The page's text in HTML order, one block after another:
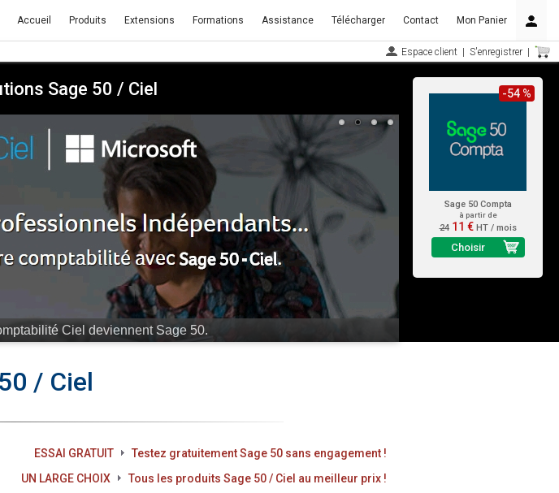
Accueil Produits Extensions Formations Assistance Télécharger Contact Mon Panier
Espace client S'enregistrer
Sage 50 / Ciel
très cher. Equipez-vous dès maintenant !
Sage 50 Compta
à partir de
24 11 €HT / mois
-54 %
Choisir
/ Ciel
ESSAI GRATUIT
Testez gratuitement Sage 50 sans engagement !
UN LARGE CHOIX
Tous les produits Sage 50 / Ciel au meilleur prix !